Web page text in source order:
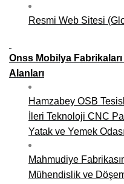
Resmi Web Sitesi
Onss Mobilya
Alanları
Hamzabey OSB
İleri Teknoloji CNC
Yatak ve Yemek
Mahmudiye
Mühendislik ve